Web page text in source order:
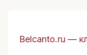
Belcanto.ru —